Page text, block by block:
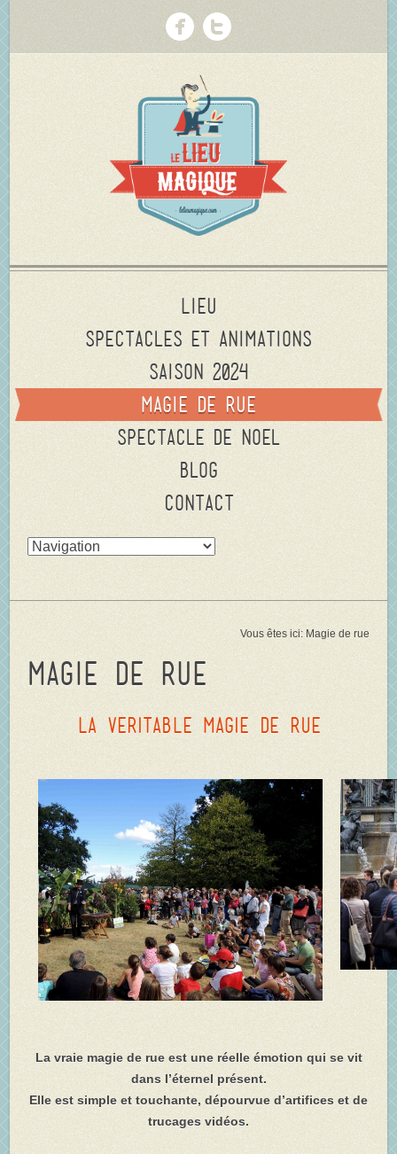
Lieu
Spectacles et animations
Saison 2024
Magie de rue
Spectacle de Noel
Blog
Contact
Vous êtes ici: Magie de rue
Magie de rue
La VERITABLE MAGIE DE RUE
La vraie magie de rue est une réelle émotion qui se vit
dans l’éternel présent.
Elle est simple et touchante, dépourvue d’artifices et de
trucages vidéos.